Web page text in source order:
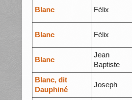
Blanc Félix
Blanc Félix
Blanc
Jean
Baptiste
Blanc, dit
Dauphiné
Joseph